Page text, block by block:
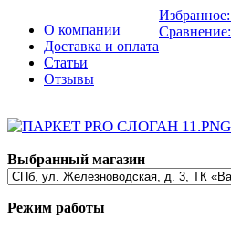
О компании
Доставка и оплата
Статьи
Отзывы
Избранное:
Сравнение:
Выбранный магазин
Режим работы